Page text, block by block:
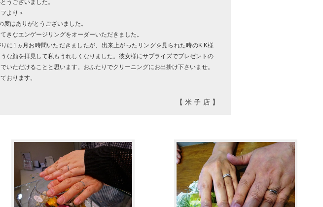
うございました。
より＞
度はありがとうございました。
きなエンゲージリングをオーダーいただきました。
に1ヵ月お時間いただきましたが、出来上がったリングを見られた時のK.K様
な顔を拝見して私もうれしくなりました。彼女様にサプライズでプレゼントの
いただけることと思います。おふたりでクリーニングにお出掛け下さいませ。
おります。
【米子店】